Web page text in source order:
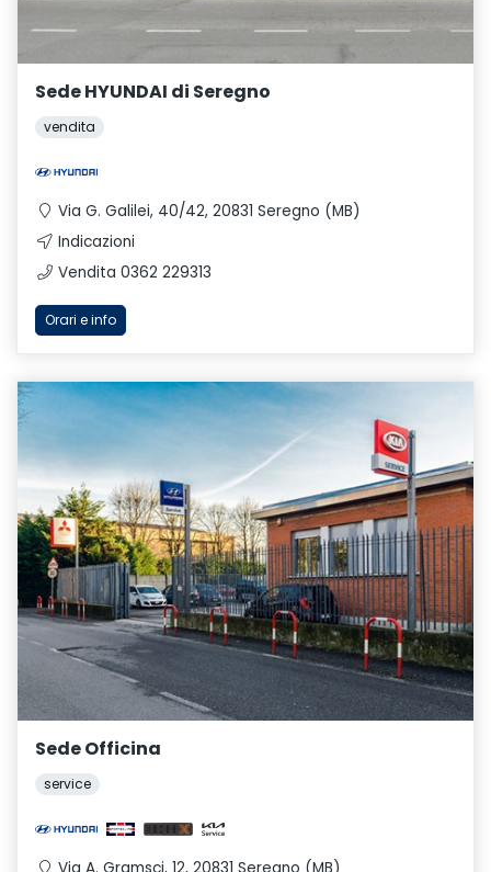
Sede HYUNDAI di Seregno
vendita
Via G. Galilei, 40/42, 20831 Seregno (MB)
Indicazioni
Vendita 0362 229313
Orari e info
Sede Officina
service